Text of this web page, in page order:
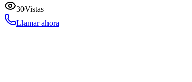
30Vistas
Llamar ahora